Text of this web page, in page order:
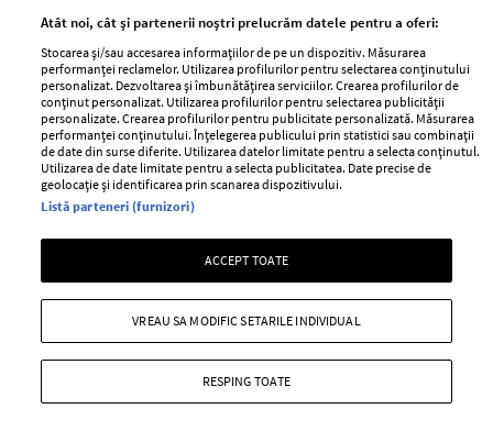
+ MAI MULTE
presiunea de a trăi în umbra rudelor
faimoase
Atât noi, cât și partenerii noștri prelucrăm datele pentru a oferi:
Stocarea și/sau accesarea informațiilor de pe un dispozitiv. Măsurarea
performanței reclamelor. Utilizarea profilurilor pentru selectarea conținutului
personalizat. Dezvoltarea și îmbunătățirea serviciilor. Crearea profilurilor de
conținut personalizat. Utilizarea profilurilor pentru selectarea publicității
personalizate. Crearea profilurilor pentru publicitate personalizată. Măsurarea
performanței conținutului. Înțelegerea publicului prin statistici sau combinații
de date din surse diferite. Utilizarea datelor limitate pentru a selecta conținutul.
Utilizarea de date limitate pentru a selecta publicitatea. Date precise de
geolocație și identificarea prin scanarea dispozitivului.
Listă parteneri (furnizori)
ACCEPT TOATE
RESPING TOATE
VREAU SA MODIFIC SETARILE INDIVIDUAL